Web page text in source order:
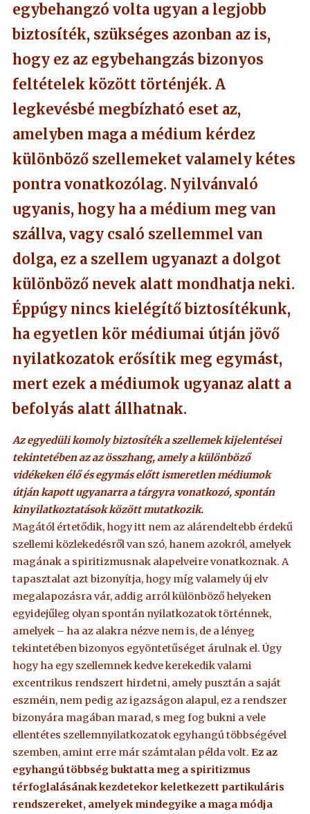
egybehangzó volta ugyan a legjobb
biztosíték, szükséges azonban az is,
hogy ez az egybehangzás bizonyos
feltételek között történjék. A
legkevésbé megbízható eset az,
amelyben maga a médium kérdez
különböző szellemeket valamely kétes
pontra vonatkozólag. Nyilvánvaló
ugyanis, hogy ha a médium meg van
szállva, vagy csaló szellemmel van
dolga, ez a szellem ugyanazt a dolgot
különböző nevek alatt mondhatja neki.
Éppúgy nincs kielégítő biztosítékunk,
ha egyetlen kör médiumai útján jövő
nyilatkozatok erősítik meg egymást,
mert ezek a médiumok ugyanaz alatt a
befolyás alatt állhatnak.
Az egyedüli komoly biztosíték a szellemek kijelentései
tekintetében az az összhang, amely a különböző
vidékeken élő és egymás előtt ismeretlen médiumok
útján kapott ugyanarra a tárgyra vonatkozó, spontán
kinyilatkoztatások között mutatkozik.
Magától értetődik, hogy itt nem az alárendeltebb érdekű
szellemi közlekedésről van szó, hanem azokról, amelyek
magának a spiritizmusnak alapelveire vonatkoznak. A
tapasztalat azt bizonyítja, hogy míg valamely új elv
megalapozásra vár, addig arról különböző helyeken
egyidejűleg olyan spontán nyilatkozatok történnek,
amelyek – ha az alakra nézve nem is, de a lényeg
tekintetében bizonyos egyöntetűséget árulnak el. Úgy
hogy ha egy szellemnek kedve kerekedik valami
excentrikus rendszert hirdetni, amely pusztán a saját
eszméin, nem pedig az igazságon alapul, ez a rendszer
bizonyára magában marad, s meg fog bukni a vele
ellentétes szellemnyilatkozatok egyhangú többségével
szemben, amint erre már számtalan példa volt.Ez az
egyhangú többség buktatta meg a spiritizmus
térfoglalásának kezdetekor keletkezett partikuláris
rendszereket, amelyek mindegyike a maga módja